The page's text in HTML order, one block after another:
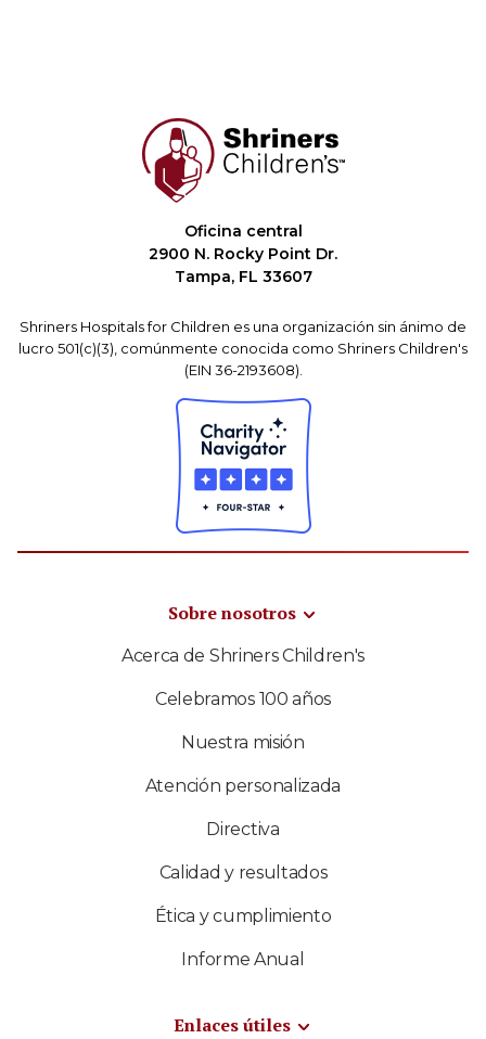
Oficina central
2900 N. Rocky Point Dr.
Tampa, FL 33607
Shriners Hospitals for Children es una organización sin ánimo de
lucro 501(c)(3), comúnmente conocida como Shriners Children's
(EIN 36-2193608).
Sobre nosotros
Acerca de Shriners Children's
Celebramos 100 años
Nuestra misión
Atención personalizada
Directiva
Calidad y resultados
Ética y cumplimiento
Informe Anual
Enlaces útiles